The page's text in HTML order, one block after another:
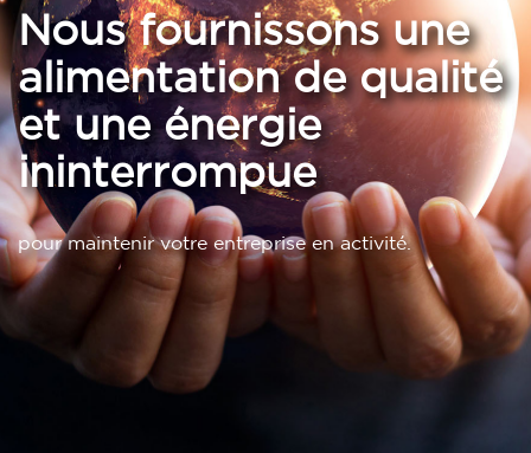
Nous fournissons une
alimentation de qualité
et une énergie
ininterrompue
pour maintenir votre entreprise en activité.